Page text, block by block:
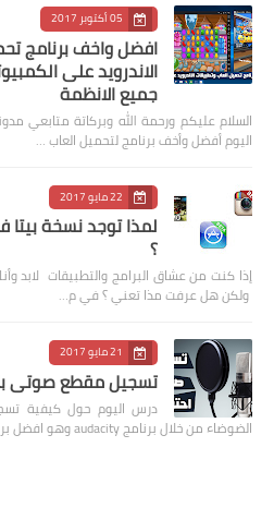
05 أكتوبر 2017
افضل واخف برنامج
الاندرويد على
جميع الانظمة
السلام عليكم ورحمة الله وبركاتة متابعي
اليوم أفضل وأخف برنامج لتحميل العاب …
22 مايو 2017
لمذا توجد نسخة
؟
إذا كنت من عشاق البرامج والتطبيقات
ولكن هل عرفت مذا تعني ؟ في م…
21 مايو 2017
تسجيل مقطع صوتي
درس اليوم حول كيفية
الضوضاء من خلال برنامج audacity وهو افضل برنامج لتسجيل الصو…